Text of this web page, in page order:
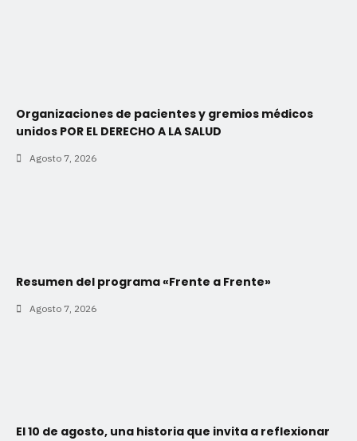
Organizaciones de pacientes y gremios médicos
unidos POR EL DERECHO A LA SALUD
Agosto 7, 2026
Resumen del programa «Frente a Frente»
Agosto 7, 2026
El 10 de agosto, una historia que invita a reflexionar